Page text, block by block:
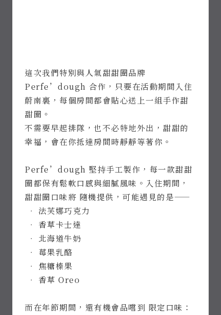
22號
這次我們特別與人氣甜甜圈品牌
Perfe’dough 合作，只要在活動期間入住
蔚南裏，每個房間都會貼心送上一組手作甜
甜圈。
不需要早起排隊，也不必特地外出，甜甜的
幸福，會在你抵達房間時靜靜等著你。
Perfe’dough 堅持手工製作，每一款甜甜
圈都保有鬆軟口感與細膩風味。入住期間，
甜甜圈口味將 隨機提供，可能遇見的是——
• 法芙娜巧克力
• 香草卡士達
• 北海道牛奶
• 莓果乳酪
• 焦糖榛果
• 香草 Oreo
而在年節期間，還有機會品嚐到 限定口味：